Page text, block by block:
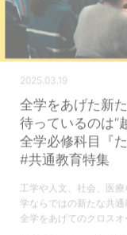
2025.03.19
全学をあげた新
待っているのは“
全学必修科目『
#共通教育特集
工学や人文、社会、医
学ならではの新たな共
全学をあげてのクロス